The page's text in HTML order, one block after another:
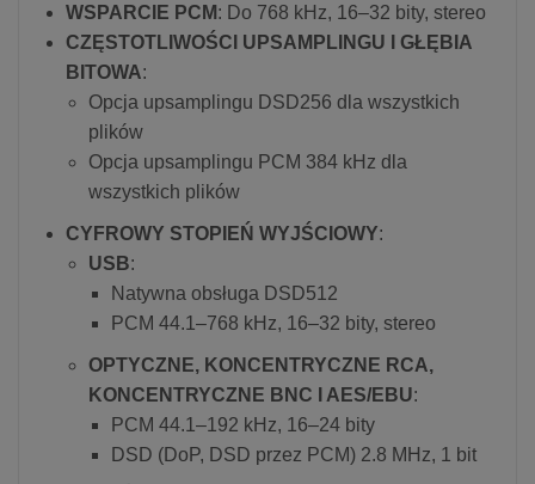
WSPARCIE PCM : Do 768 kHz, 16–32 bity, stereo
CZĘSTOTLIWOŚCI UPSAMPLINGU I GŁĘBIA
BITOWA:
Opcja upsamplingu DSD256 dla wszystkich
plików
Opcja upsamplingu PCM 384 kHz dla
wszystkich plików
CYFROWY STOPIEŃ WYJŚCIOWY:
USB:
Natywna obsługa DSD512
PCM 44.1–768 kHz, 16–32 bity, stereo
OPTYCZNE, KONCENTRYCZNE RCA,
KONCENTRYCZNE BNC I AES/EBU:
PCM 44.1–192 kHz, 16–24 bity
DSD (DoP, DSD przez PCM) 2.8 MHz, 1 bit